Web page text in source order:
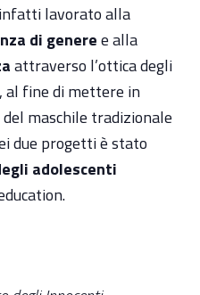
lavorato alla
di generee alla
attraverso l’ottica degli
al fine di mettere in
del maschile tradizionale
due progetti è stato
adolescenti